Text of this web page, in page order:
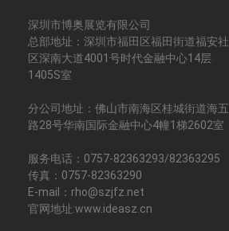
深圳市博奥展览有限公司
总部地址：深圳市福田区福田街道福安社
区深南大道4001号时代金融中心14层
1405S室
分公司地址：佛山市南海区桂城街道海五
路28号华南国际金融中心4幢1梯2602室
服务电话：0757-82363293/82363295
传真：0757-82363290
E-mail：rho@szjfz.net
官网地址:www.ideasz.cn